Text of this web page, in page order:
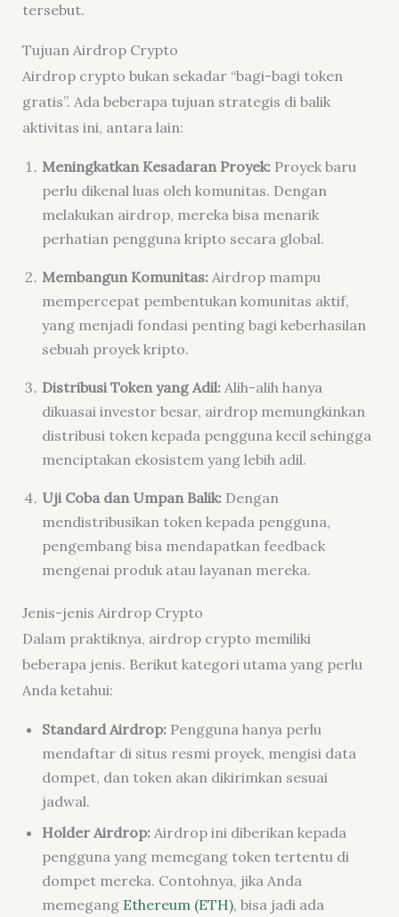
tersebut.
Tujuan Airdrop Crypto
Airdrop crypto bukan sekadar “bagi-bagi token
gratis”. Ada beberapa tujuan strategis di balik
aktivitas ini, antara lain:
Meningkatkan Kesadaran Proyek: Proyek baru
perlu dikenal luas oleh komunitas. Dengan
melakukan airdrop, mereka bisa menarik
perhatian pengguna kripto secara global.
Membangun Komunitas: Airdrop mampu
mempercepat pembentukan komunitas aktif,
yang menjadi fondasi penting bagi keberhasilan
sebuah proyek kripto.
Distribusi Token yang Adil: Alih-alih hanya
dikuasai investor besar, airdrop memungkinkan
distribusi token kepada pengguna kecil sehingga
menciptakan ekosistem yang lebih adil.
Uji Coba dan Umpan Balik: Dengan
mendistribusikan token kepada pengguna,
pengembang bisa mendapatkan feedback
mengenai produk atau layanan mereka.
Jenis-jenis Airdrop Crypto
Dalam praktiknya, airdrop crypto memiliki
beberapa jenis. Berikut kategori utama yang perlu
Anda ketahui:
Standard Airdrop: Pengguna hanya perlu
mendaftar di situs resmi proyek, mengisi data
dompet, dan token akan dikirimkan sesuai
jadwal.
Holder Airdrop: Airdrop ini diberikan kepada
pengguna yang memegang token tertentu di
dompet mereka. Contohnya, jika Anda
memegang Ethereum (ETH), bisa jadi ada